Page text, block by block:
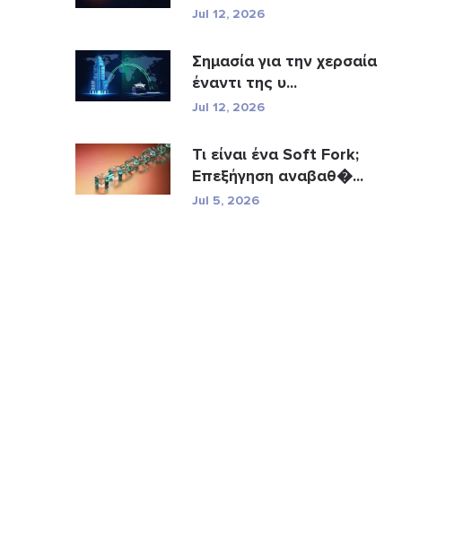
Jul 12, 2026
Σημασία για την χερσαία
έναντι της υ...
Jul 12, 2026
Τι είναι ένα Soft Fork;
Επεξήγηση αναβαθ�...
Jul 5, 2026